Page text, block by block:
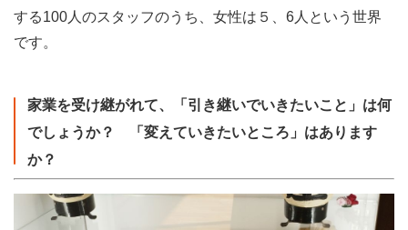
する100人のスタッフのうち、女性は５、6人という世界
です。
家業を受け継がれて、「引き継いでいきたいこと」は何
でしょうか？ 「変えていきたいところ」はあります
か？